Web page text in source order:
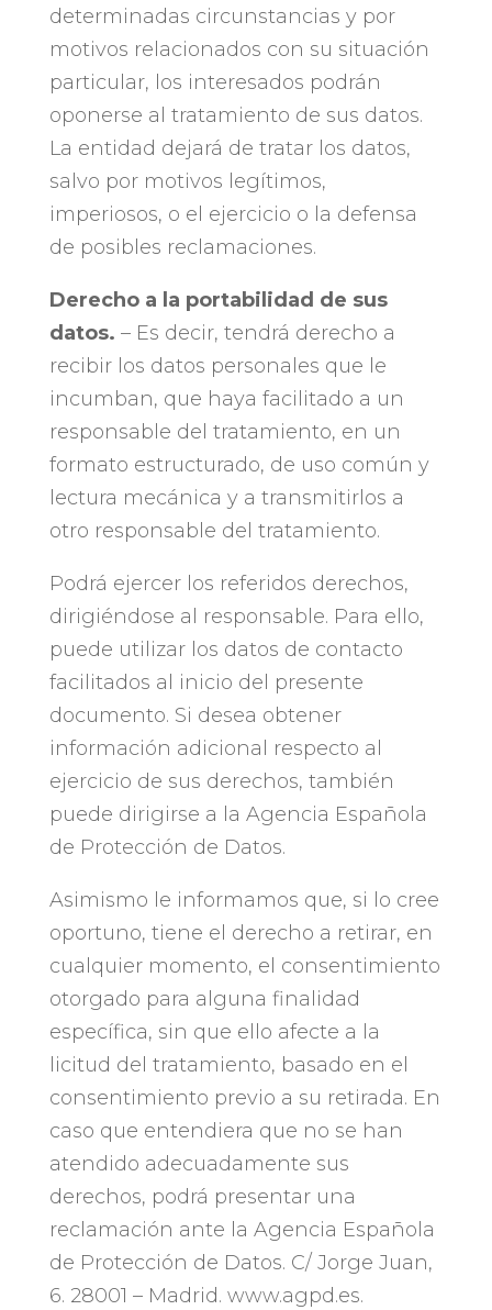
determinadas circunstancias y por
motivos relacionados con su situación
particular, los interesados podrán
oponerse al tratamiento de sus datos.
La entidad dejará de tratar los datos,
salvo por motivos legítimos,
imperiosos, o el ejercicio o la defensa
de posibles reclamaciones.
Derecho a la portabilidad de sus
datos. ​ – Es decir, tendrá derecho a
recibir los datos personales que le
incumban, que haya facilitado a un
responsable del tratamiento, en un
formato estructurado, de uso común y
lectura mecánica y a transmitirlos a
otro responsable del tratamiento.
Podrá ejercer los referidos derechos,
dirigiéndose al responsable. Para ello,
puede utilizar los datos de contacto
facilitados al inicio del presente
documento. Si desea obtener
información adicional respecto al
ejercicio de sus derechos, también
puede dirigirse a la Agencia Española
de Protección de Datos.
Asimismo le informamos que, si lo cree
oportuno, tiene el derecho a retirar, en
cualquier momento, el consentimiento
otorgado para alguna finalidad
específica, sin que ello afecte a la
licitud del tratamiento, basado en el
consentimiento previo a su retirada. En
caso que entendiera que no se han
atendido adecuadamente sus
derechos, podrá presentar una
reclamación ante la Agencia Española
de Protección de Datos. C/ Jorge Juan,
6. 28001 – Madrid. www.agpd.es.